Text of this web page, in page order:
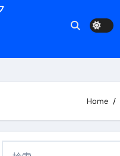
き | ダイエット中の食事
Home